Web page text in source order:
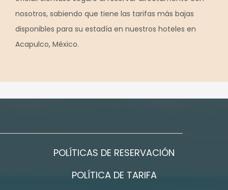
nosotros, sabiendo que tiene las tarifas más bajas
disponibles para su estadía en nuestros hoteles en
Acapulco, México.
POLÍTICAS DE RESERVACIÓN
POLÍTICA DE TARIFA